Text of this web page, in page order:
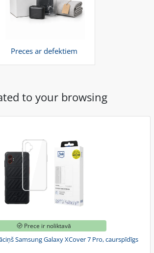
Preces ar defektiem
to your browsing
Prece ir noliktavā
Samsung Galaxy XCover 7 Pro, caurspīdīgs